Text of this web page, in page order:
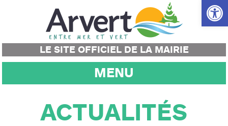
Ouvrir
LE SITE OFFICIEL DE LA MAIRIE
MENU
ACTUALITÉS